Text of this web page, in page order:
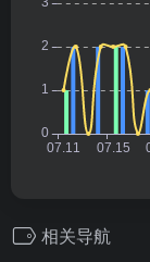
相关导航